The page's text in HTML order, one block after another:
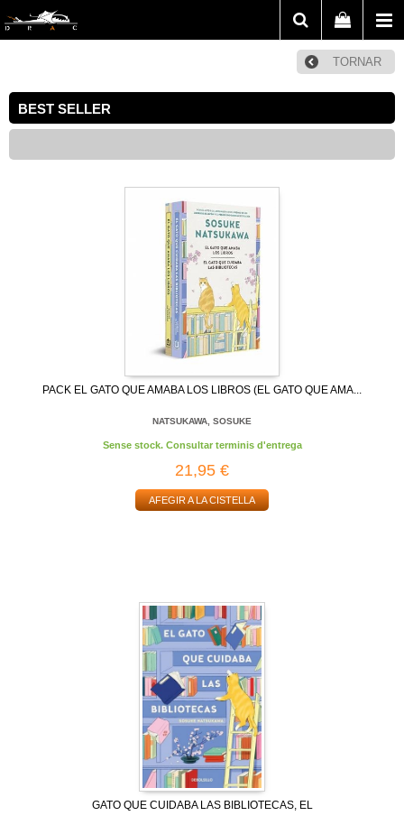
TORNAR
BEST SELLER
PACK EL GATO QUE AMABA LOS LIBROS (EL GATO QUE AMA...
NATSUKAWA, SOSUKE
Sense stock. Consultar terminis d'entrega
21,95 €
AFEGIR A LA CISTELLA
GATO QUE CUIDABA LAS BIBLIOTECAS, EL